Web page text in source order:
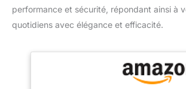
performance et sécurité, répondant ainsi à
quotidiens avec élégance et efficacité.